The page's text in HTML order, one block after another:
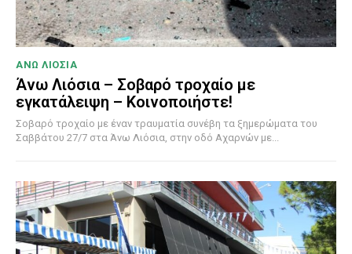
ΑΝΩ ΛΙΟΣΙΑ
Άνω Λιόσια – Σοβαρό τροχαίο με
εγκατάλειψη – Κοινοποιήστε!
Σοβαρό τροχαίο με έναν τραυματία συνέβη τα ξημερώματα του
Σαββάτου 27/7 στα Άνω Λιόσια, στην οδό Αχαρνών με...